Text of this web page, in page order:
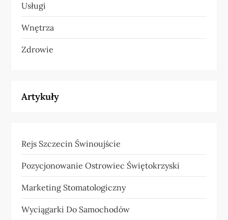
Usługi
Wnętrza
Zdrowie
Artykuły
Rejs Szczecin Świnoujście
Pozycjonowanie Ostrowiec Świętokrzyski
Marketing Stomatologiczny
Wyciągarki Do Samochodów